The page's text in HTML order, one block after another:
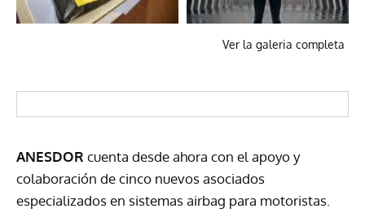
Ver la galeria completa
ANESDOR cuenta desde ahora con el apoyo y
colaboración de cinco nuevos asociados
especializados en sistemas airbag para motoristas.